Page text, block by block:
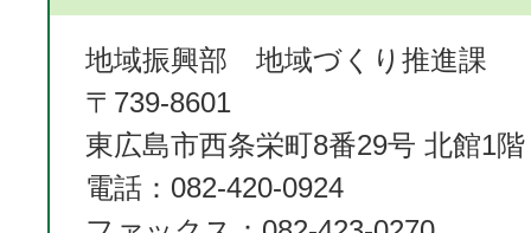
地域振興部 地域づくり推進課
〒739-8601
東広島市西条栄町8番29号 北館1階
電話：082-420-0924